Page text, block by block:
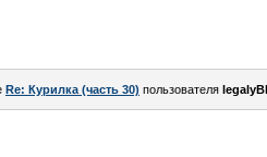
Re: Курилка (часть 30) пользователя